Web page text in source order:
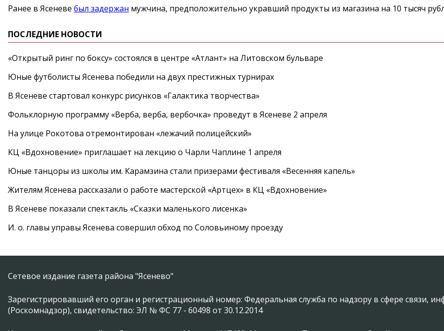
Ранее в Ясеневе был задержан мужчина, предположительно укравший продукты из магазина на 10 тысяч
ПОСЛЕДНИЕ НОВОСТИ
«Открытый ринг по боксу» состоялся в центре «Атлант» на Литовском бульваре
Юные футболисты Ясенева победили на двух престижных турнирах
В Ясеневе стартовал конкурс рисунков «Галактика творчества»
Фольклорную программу «Верба, верба, вербочка» проведут в Ясеневе 2 апреля
На улице Рокотова отремонтирован «лежачий полицейский»
КЦ «Вдохновение» приглашает на лекцию о Чарли Чаплине 1 апреля
Юные танцоры из школы им. Карамзина стали призерами фестиваля «Весенняя капель»
Жителям Ясенева рассказали о работе мастерской «Артцех» в КЦ «Вдохновение»
В Ясеневе показали спектакль «Сказки маленького лисенка»
И. о. главы управы Ясенева совершил обход по Соловьиному проезду
Сетевое издание газета района "Ясенево"
Зарегистрировавший его орган и регистрационный номер: Федеральная служба по надзору в сфере связи,
(Роскомнадзор), свидетельство: ЭЛ № ФС 77 - 60498 от 30.12.2014